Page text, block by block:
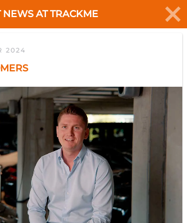
NEWS AT TRACKME
2024